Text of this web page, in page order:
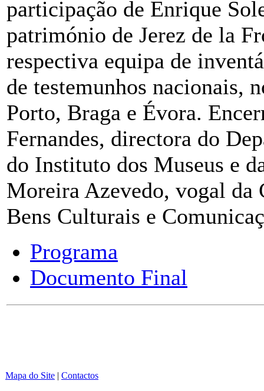
participação de Enrique
património de Jerez de la
respectiva equipa de
de testemunhos nacionais,
Porto, Braga e Évora.
Fernandes, directora do
do Instituto dos Museus e
Moreira Azevedo, vogal da
Bens Culturais e
Programa
Documento Final
Mapa do Site | Contactos